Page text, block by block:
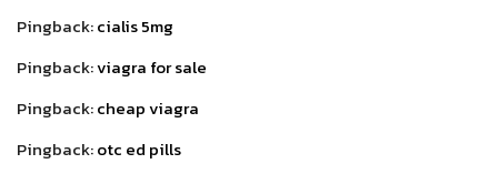
Pingback:cialis 5mg
Pingback:viagra for sale
Pingback:cheap viagra
Pingback:otc ed pills